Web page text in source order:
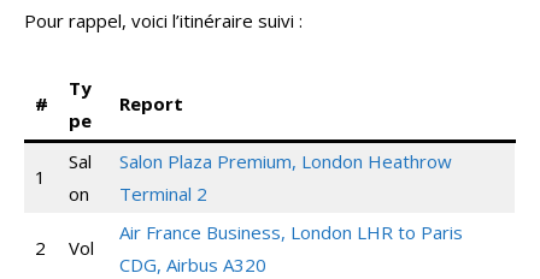
Pour rappel, voici l’itinéraire suivi :
#
Ty
pe
Report
1
Sal
on
Salon Plaza Premium, London Heathrow
Terminal 2
2 Vol
Air France Business, London LHR to Paris
CDG, Airbus A320